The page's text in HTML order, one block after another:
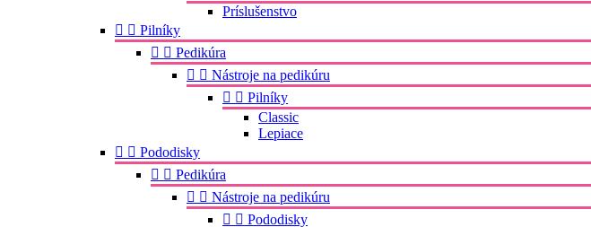
Príslušenstvo
  Pilníky
  Pedikúra
  Nástroje na pedikúru
  Pilníky
Classic
Lepiace
  Pododisky
  Pedikúra
  Nástroje na pedikúru
  Pododisky